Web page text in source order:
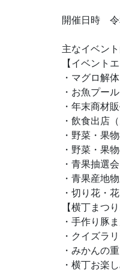
開催日時 令
主なイベン
【イベントエ
・マグロ解
・お魚プール
・年末商材
・飲食出店
・野菜・果
・野菜・果
・青果抽選会
・青果産地
・切り花・
【横丁まつ
・手作り豚
・クイズラ
・みかんの
・横丁お楽